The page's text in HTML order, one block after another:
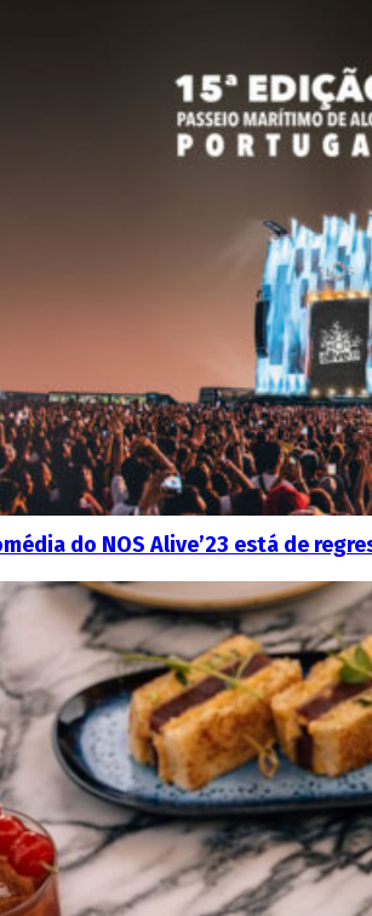
do NOS Alive’23 está de